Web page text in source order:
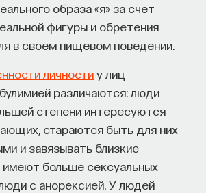
образа «я» за счет
фигуры и обретения
в своем пищевом поведении.
личностиу лиц
различаются: люди
степени интересуются
стараются быть для них
и завязывать близкие
больше сексуальных
с анорексией. У людей